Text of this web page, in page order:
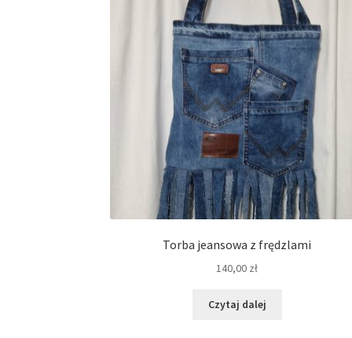
Torba jeansowa z frędzlami
140,00 zł
Czytaj dalej